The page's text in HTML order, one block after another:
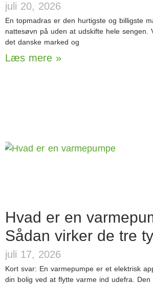
juli 20, 2026
En topmadras er den hurtigste og billigste
nattesøvn på uden at udskifte hele sengen.
det danske marked og
Læs mere »
Hvad er en
Sådan virker de tre
juli 17, 2026
Kort svar: En varmepumpe er et elektrisk
din bolig ved at flytte varme ind udefra. Den